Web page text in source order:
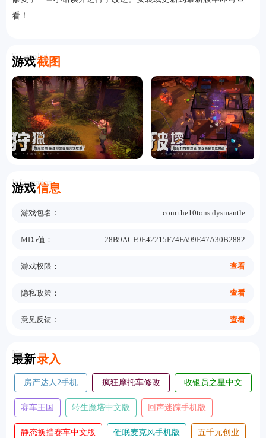
看！
游戏截图
Screenshot
游戏信息
Information
游戏包名： com.the10tons.dysmantle
MD5值： 28B9ACF9E42215F74FA99E47A30B2882
游戏权限： 查看
隐私政策： 查看
意见反馈： 查看
最新录入
New
房产达人2手机
版
疯狂摩托车修改
版
收银员之星中文
版
赛车王国
转生魔塔中文版 回声迷踪手机版
静态换挡赛车中文版 催眠麦克风手机版 五千元创业